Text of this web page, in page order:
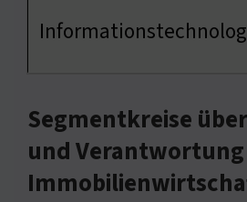
Segmentkreise
und